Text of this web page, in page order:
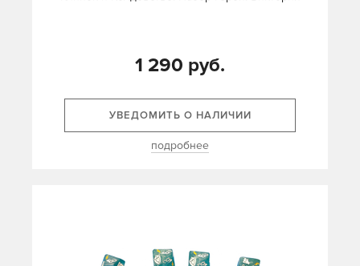
1 290 руб.
УВЕДОМИТЬ О НАЛИЧИИ
подробнее